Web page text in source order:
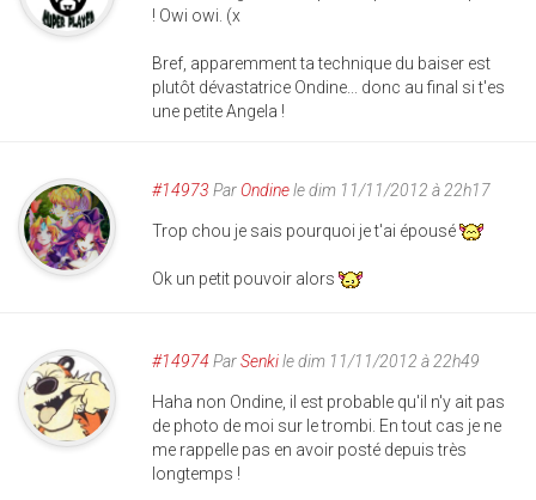
! Owi owi. (x
Bref, apparemment ta technique du baiser est
plutôt dévastatrice Ondine... donc au final si t'es
une petite Angela !
#14973 ParOndinele dim 11/11/2012 à 22h17
Trop chou je sais pourquoi je t'ai épousé
Ok un petit pouvoir alors
#14974 ParSenkile dim 11/11/2012 à 22h49
Haha non Ondine, il est probable qu'il n'y ait pas
de photo de moi sur le trombi. En tout cas je ne
me rappelle pas en avoir posté depuis très
longtemps !